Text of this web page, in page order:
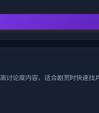
讨论度内容，适合剧荒时快速找